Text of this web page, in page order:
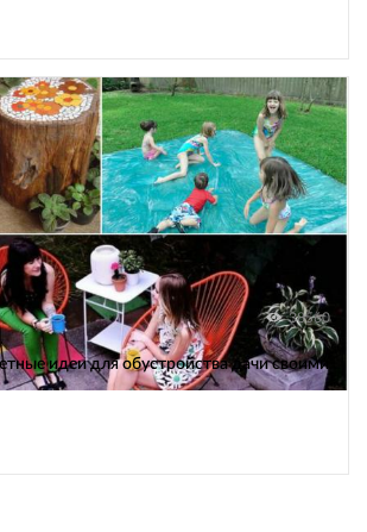
38560
идеи для обустройства дачи своими